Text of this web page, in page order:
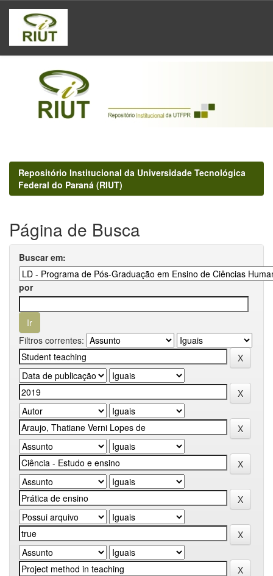
Skip
navigation
Repositório Institucional da Universidade Tecnológica
Federal do Paraná (RIUT)
Página de Busca
Buscar em:
por
Filtros correntes: